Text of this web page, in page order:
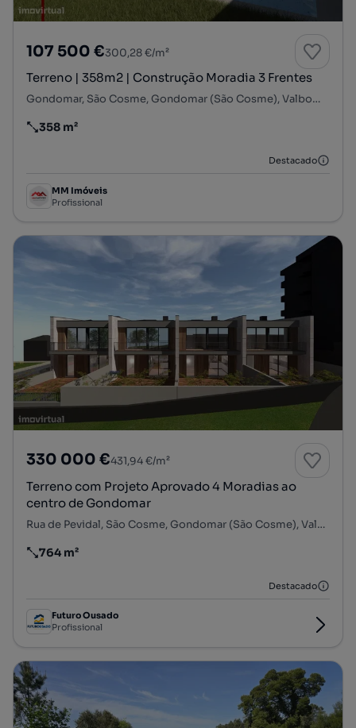
107 500 €300,28 €/m²
Terreno | 358m2 | Construção Moradia 3 Frentes
Gondomar, São Cosme, Gondomar (São Cosme), Valbom e Jovim, Gondomar, Porto
Preço por metro quadrado
358 m²
Destacado
MM Imóveis
Profissional
330 000 €431,94 €/m²
Terreno com Projeto Aprovado 4 Moradias ao
centro de Gondomar
Rua de Pevidal, São Cosme, Gondomar (São Cosme), Valbom e Jovim, Gondomar, Porto
Preço por metro quadrado
764 m²
Destacado
Futuro Ousado
Profissional